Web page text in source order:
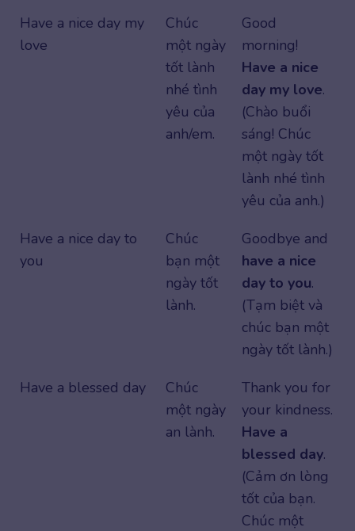
Have a nice day my
love
Chúc
một ngày
tốt lành
nhé tình
yêu của
anh/em.
Good
morning!
Have a nice
day my love.
(Chào buổi
sáng! Chúc
một ngày tốt
lành nhé tình
yêu của anh.)
Have a nice day to
you
Chúc
bạn một
ngày tốt
lành.
Goodbye and
have a nice
day to you.
(Tạm biệt và
chúc bạn một
ngày tốt lành.)
Have a blessed day
Chúc
một ngày
an lành.
Thank you for
your kindness.
Have a
blessed day.
(Cảm ơn lòng
tốt của bạn.
Chúc một